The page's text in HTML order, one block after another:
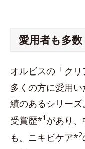
愛用者も多
オルビスの「クリ
多くの方に愛用
績のあるシリー
受賞歴*1 があり
も。ニキビケア*2